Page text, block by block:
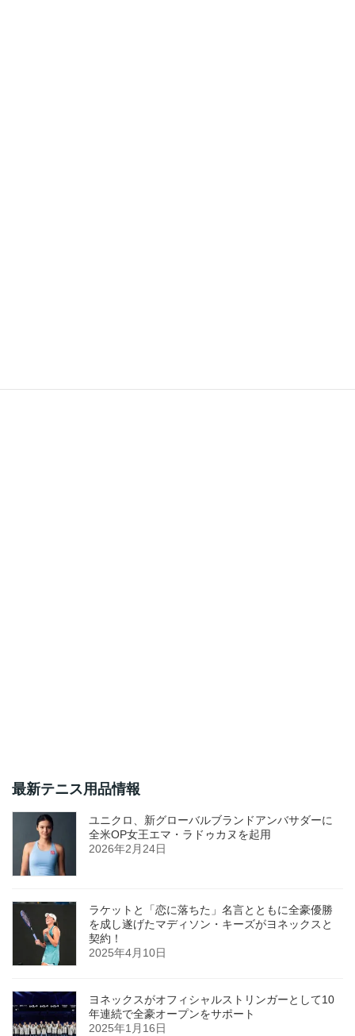
最新テニス用品情報
ユニクロ、新グローバルブランドアンバサダーに
全米OP女王エマ・ラドゥカヌを起用
2026年2月24日
ラケットと「恋に落ちた」名言とともに全豪優勝
を成し遂げたマディソン・キーズがヨネックスと
契約！
2025年4月10日
ヨネックスがオフィシャルストリンガーとして10
年連続で全豪オープンをサポート
2025年1月16日